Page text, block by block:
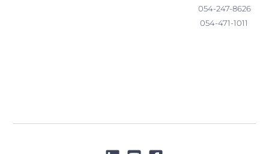
054-247-8626
054-471-1011